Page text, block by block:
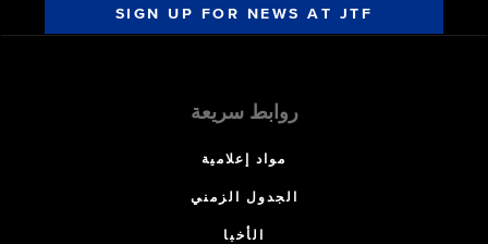
SIGN UP FOR NEWS AT JTF
روابط سريعة
مواد إعلامية
الجدول الزمني
الأخبا